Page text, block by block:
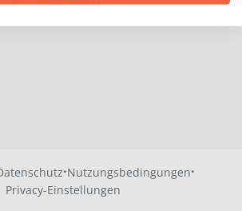
·Nutzungsbedingungen·
Privacy-Einstellungen